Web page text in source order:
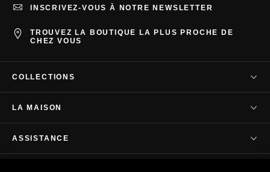
TROUVEZ LA BOUTIQUE LA PLUS PROCHE DE
CHEZ VOUS
INSCRIVEZ-VOUS À NOTRE NEWSLETTER
COLLECTIONS
TAG Heuer Aquaracer
TAG Heuer Formula 1
LA MAISON
ASSISTANCE